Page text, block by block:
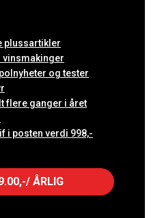
plussartikler
vinsmakinger
og tester
flere ganger i året
i posten verdi 998,-
ÅRLIG